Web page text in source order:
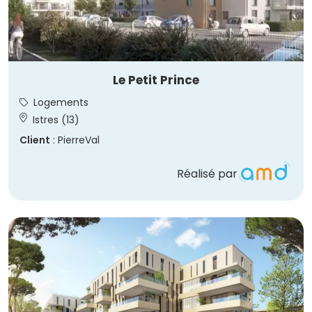
Le Petit Prince
Logements
Istres (13)
Client : PierreVal
Réalisé par